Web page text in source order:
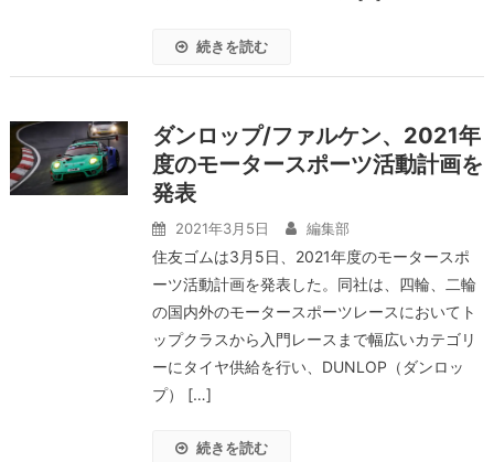
続きを読む
ダンロップ/ファルケン、2021年
度のモータースポーツ活動計画を
発表
2021年3月5日 編集部
住友ゴムは3月5日、2021年度のモータースポ
ーツ活動計画を発表した。同社は、四輪、二輪
の国内外のモータースポーツレースにおいてト
ップクラスから入門レースまで幅広いカテゴリ
ーにタイヤ供給を行い、DUNLOP（ダンロッ
プ） […]
続きを読む